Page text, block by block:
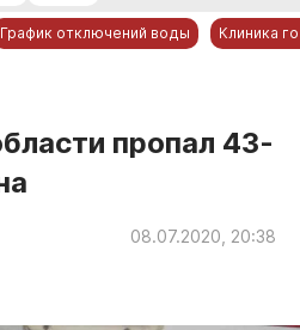
График отключений воды Клиника
пропал 43-
08.07.2020, 20:38